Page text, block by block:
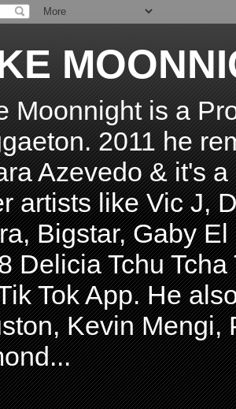
Moonnight is a
2011 he
Azevedo & it's
artists like Vic J,
Bigstar, Gaby
Delicia Tchu
Tok App. He
Kevin Mengi,